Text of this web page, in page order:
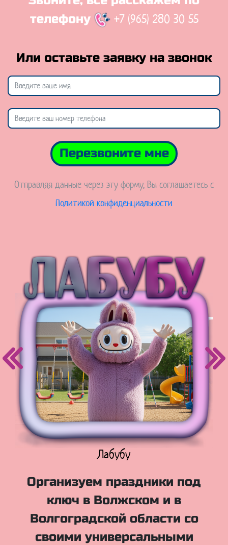
телефону
+7 (965) 280 30 55
Или оставьте заявку на звонок
Перезвоните мне
Отправляя данные через эту форму, Вы соглашаетесь с
Политикой конфиденциальности
Куклы Лол
Организуем праздники под
ключ в Волжском и в
Волгоградской области со
своими универсальными